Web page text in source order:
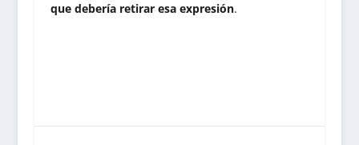
que debería retirar esa expresión.